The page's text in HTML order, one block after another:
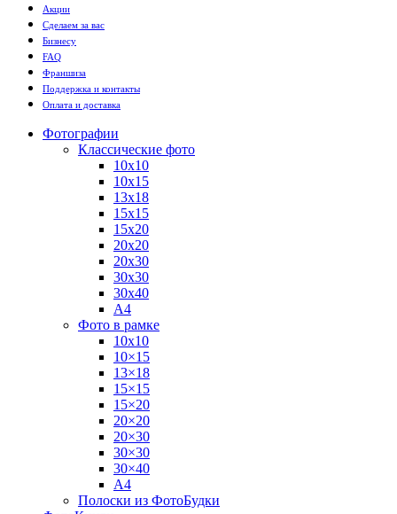
Акции
Сделаем за вас
Бизнесу
FAQ
Франшиза
Поддержка и контакты
Оплата и доставка
Фотографии
Классические фото
10х10
10х15
13х18
15х15
15х20
20х20
20х30
30х30
30х40
А4
Фото в рамке
10х10
10×15
13×18
15×15
15×20
20×20
20×30
30×30
30×40
A4
Полоски из ФотоБудки